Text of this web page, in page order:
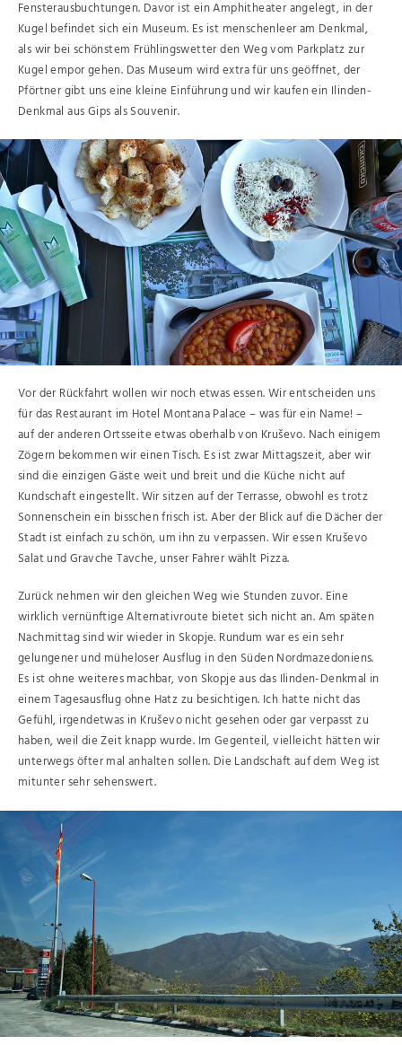
Fensterausbuchtungen. Davor ist ein Amphitheater angelegt, in der
Kugel befindet sich ein Museum. Es ist menschenleer am Denkmal,
als wir bei schönstem Frühlingswetter den Weg vom Parkplatz zur
Kugel empor gehen. Das Museum wird extra für uns geöffnet, der
Pförtner gibt uns eine kleine Einführung und wir kaufen ein Ilinden-
Denkmal aus Gips als Souvenir.
Vor der Rückfahrt wollen wir noch etwas essen. Wir entscheiden uns
für das Restaurant im Hotel Montana Palace – was für ein Name! –
auf der anderen Ortsseite etwas oberhalb von Kruševo. Nach einigem
Zögern bekommen wir einen Tisch. Es ist zwar Mittagszeit, aber wir
sind die einzigen Gäste weit und breit und die Küche nicht auf
Kundschaft eingestellt. Wir sitzen auf der Terrasse, obwohl es trotz
Sonnenschein ein bisschen frisch ist. Aber der Blick auf die Dächer der
Stadt ist einfach zu schön, um ihn zu verpassen. Wir essen Kruševo
Salat und Gravche Tavche, unser Fahrer wählt Pizza.
Zurück nehmen wir den gleichen Weg wie Stunden zuvor. Eine
wirklich vernünftige Alternativroute bietet sich nicht an. Am späten
Nachmittag sind wir wieder in Skopje. Rundum war es ein sehr
gelungener und müheloser Ausflug in den Süden Nordmazedoniens.
Es ist ohne weiteres machbar, von Skopje aus das Ilinden-Denkmal in
einem Tagesausflug ohne Hatz zu besichtigen. Ich hatte nicht das
Gefühl, irgendetwas in Kruševo nicht gesehen oder gar verpasst zu
haben, weil die Zeit knapp wurde. Im Gegenteil, vielleicht hätten wir
unterwegs öfter mal anhalten sollen. Die Landschaft auf dem Weg ist
mitunter sehr sehenswert.